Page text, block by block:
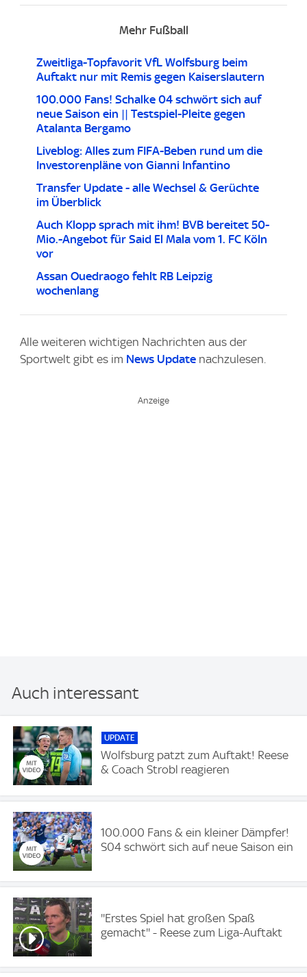
Mehr Fußball
Zweitliga-Topfavorit VfL Wolfsburg beim
Auftakt nur mit Remis gegen Kaiserslautern
100.000 Fans! Schalke 04 schwört sich auf
neue Saison ein || Testspiel-Pleite gegen
Atalanta Bergamo
Liveblog: Alles zum FIFA-Beben rund um die
Investorenpläne von Gianni Infantino
Transfer Update - alle Wechsel & Gerüchte
im Überblick
Auch Klopp sprach mit ihm! BVB bereitet 50-
Mio.-Angebot für Said El Mala vom 1. FC Köln
vor
Assan Ouedraogo fehlt RB Leipzig
wochenlang
Alle weiteren wichtigen Nachrichten aus der
Sportwelt gibt es im News Update nachzulesen.
Auch interessant
UPDATE
Wolfsburg patzt zum Auftakt! Reese
& Coach Strobl reagieren
100.000 Fans & ein kleiner Dämpfer!
S04 schwört sich auf neue Saison ein
''Erstes Spiel hat großen Spaß
gemacht'' - Reese zum Liga-Auftakt